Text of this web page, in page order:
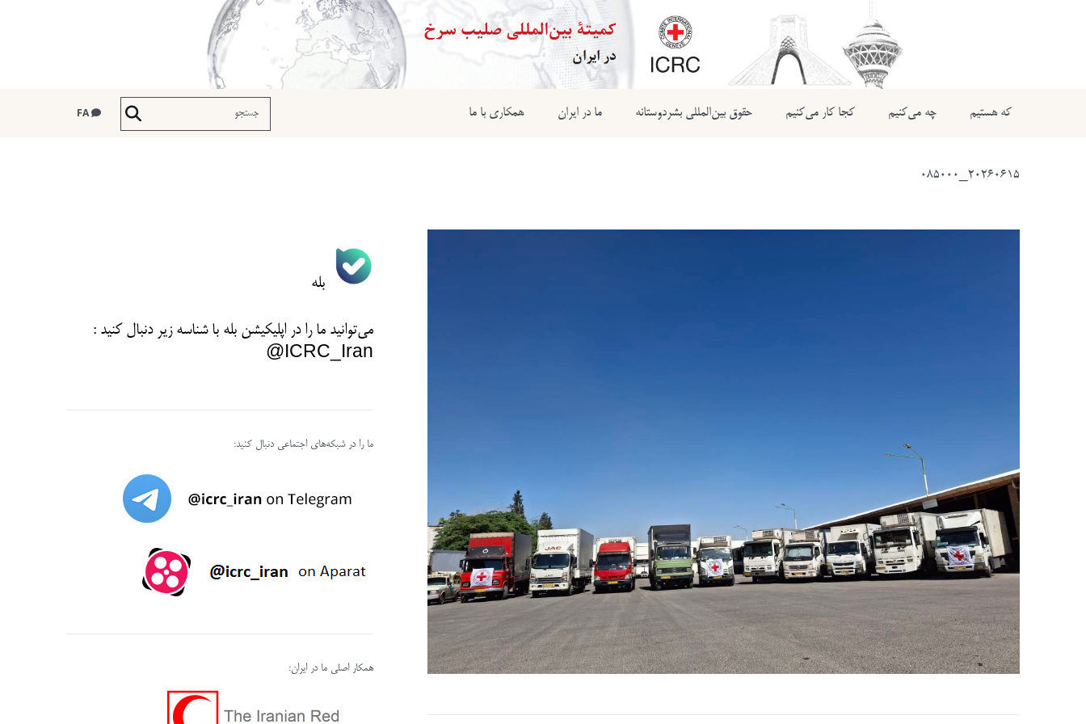
که هستیم چه می‌کنیم کجا کار می‌کنیم حقوق بین‌المللی بشردوستانه ما در ایران همکاری با ما
20260615_085000
بله
می‌توانید ما را در اپلیکیشن بله با شناسه زیردنبال کنید :
ICRC_Iran@
ما را در شبکه‌های اجتماعی دنبال کنید:
همکار اصلی ما در ایران: